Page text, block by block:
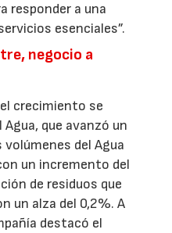
responder a una
esenciales”.
negocio a
crecimiento se
que avanzó un
del Agua
un incremento del
de residuos que
un alza del 0,2%. A
destacó el